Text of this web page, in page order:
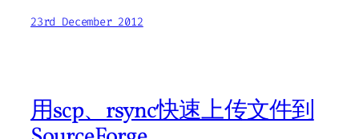
23rd December 2012
用scp、rsync快速上传文件到